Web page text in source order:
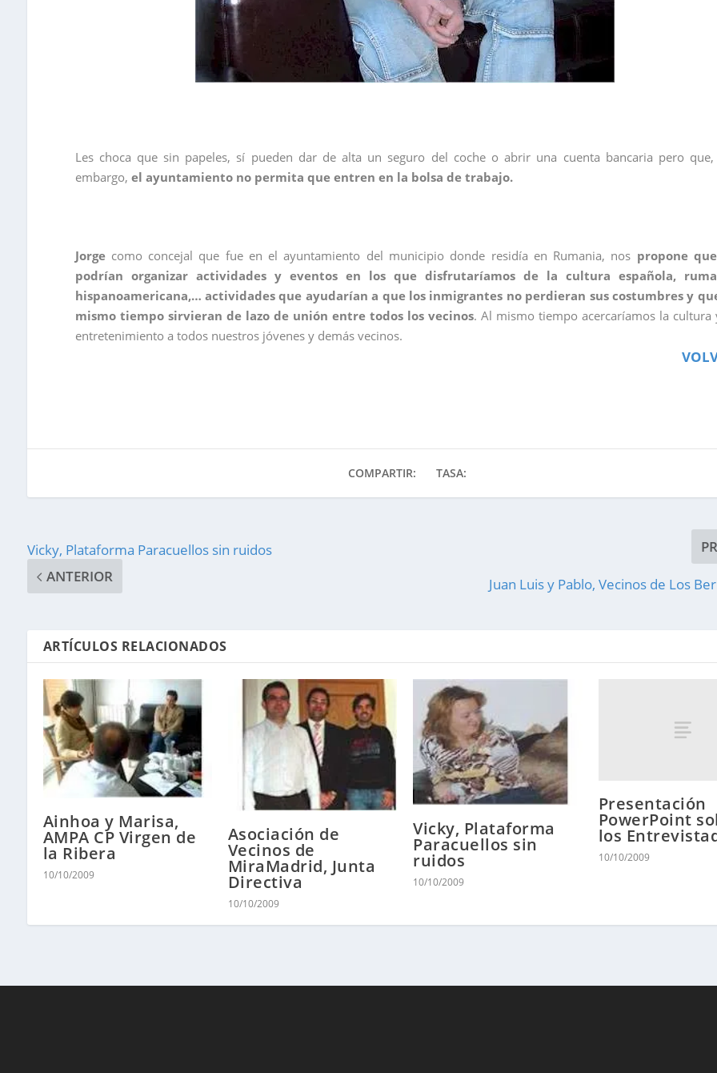
Les choca que sin papeles, sí pueden dar de alta un seguro del coche o abrir una cuenta bancaria pero que,
embargo, el ayuntamiento no permita que entren en la bolsa de trabajo.
Jorgecomo concejal que fue en el ayuntamiento del municipio donde residía en Rumania, nos propone
podrían organizar actividades y eventos en los que disfrutaríamos de la cultura española,
hispanoamericana,… actividades que ayudarían a que los inmigrantes no perdieran sus costumbres y
mismo tiempo sirvieran de lazo de unión entre todos los vecinos. Al mismo tiempo acercaríamos la cultura
entretenimiento a todos nuestros jóvenes y demás vecinos.
COMPARTIR: TASA:
Vicky, Plataforma Paracuellos sin ruidos
ANTERIOR
Juan Luis y Pablo, Vecinos de Los
ARTÍCULOS RELACIONADOS
Ainhoa y Marisa,
AMPA CP Virgen de
la Ribera
10/10/2009
Asociación de
Vecinos de
MiraMadrid, Junta
Directiva
10/10/2009
Vicky, Plataforma
Paracuellos sin
ruidos
10/10/2009
Presentación
PowerPoint
los
10/10/2009